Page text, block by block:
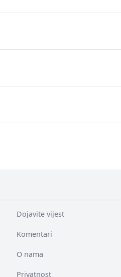
Dojavite vijest
Komentari
O nama
Privatnost